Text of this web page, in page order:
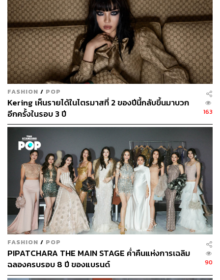
KING OF MAXIMALIST
FASHION / POP
Kering เห็นรายได้ในไตรมาสที่ 2 ของปีนี้กลับขึ้นมาบวก
อีกครั้งในรอบ 3 ปี
163
FASHION / POP
PIPATCHARA THE MAIN STAGE ค่ำคืนแห่งการเฉลิม
ฉลองครบรอบ 8 ปี ของแบรนด์
90